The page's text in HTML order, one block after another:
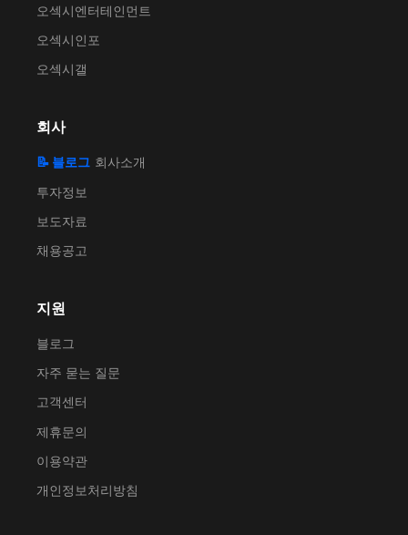
오섹시엔터테인먼트
오섹시인포
오섹시갤
회사
📝 블로그 회사소개
투자정보
보도자료
채용공고
지원
블로그
자주 묻는 질문
고객센터
제휴문의
이용약관
개인정보처리방침